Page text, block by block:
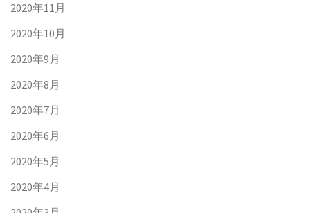
2020年11月
2020年10月
2020年9月
2020年8月
2020年7月
2020年6月
2020年5月
2020年4月